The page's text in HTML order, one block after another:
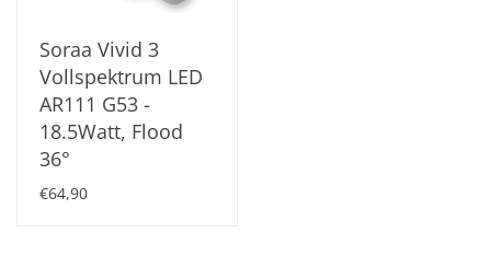
Soraa Vivid 3
Vollspektrum LED
AR111 G53 -
18.5Watt, Flood
36°
€64,90